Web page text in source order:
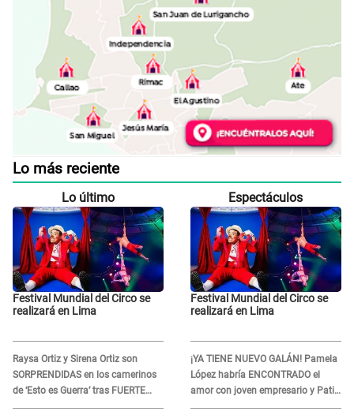
Lo más reciente
Lo último
Festival Mundial del Circo se
realizará en Lima
Raysa Ortiz y Sirena Ortiz son
SORPRENDIDAS en los camerinos
de ‘Esto es Guerra’ tras FUERTE
ENFRENTAMIENTO con Gabriel
Espectáculos
Festival Mundial del Circo se
realizará en Lima
¡YA TIENE NUEVO GALÁN! Pamela
López habría ENCONTRADO el
amor con joven empresario y Pati
Lorena la ECHA en VIVO